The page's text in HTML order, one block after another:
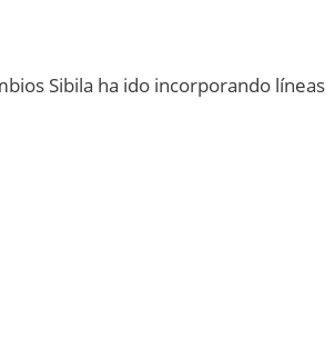
Sibila ha ido incorporando líneas